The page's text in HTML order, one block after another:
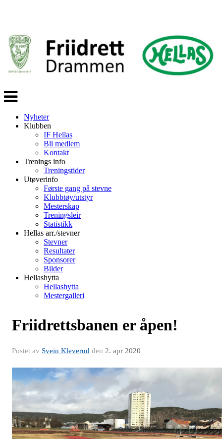
Veksle
navigasjon
Nyheter
Klubben
IF Hellas
Bli medlem
Kontakt
Trenings info
Treningstider
Utøverinfo
Første gang på stevne
Klubbtøy/utstyr
Mesterskap
Treningsleir
Statistikk
Hellas arr./stevner
Stevner
Resultater
Sponsorer
Bilder
Hellashytta
Hellashytta
Mestergalleri
Friidrettsbanen er åpen!
Postet av Svein Kleverud den 2. apr 2020